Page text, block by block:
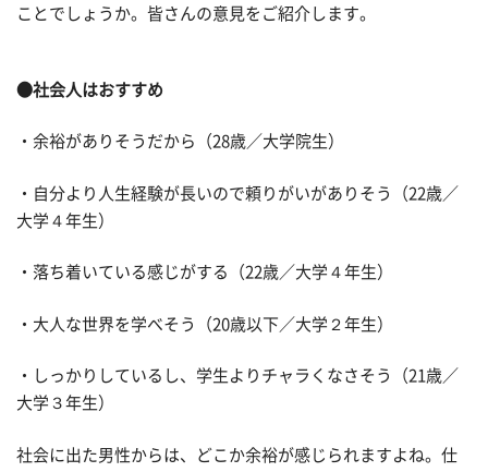
ことでしょうか。皆さんの意見をご紹介します。
●社会人はおすすめ
・余裕がありそうだから（28歳／大学院生）
・自分より人生経験が長いので頼りがいがありそう（22歳／
大学４年生）
・落ち着いている感じがする（22歳／大学４年生）
・大人な世界を学べそう（20歳以下／大学２年生）
・しっかりしているし、学生よりチャラくなさそう（21歳／
大学３年生）
社会に出た男性からは、どこか余裕が感じられますよね。仕